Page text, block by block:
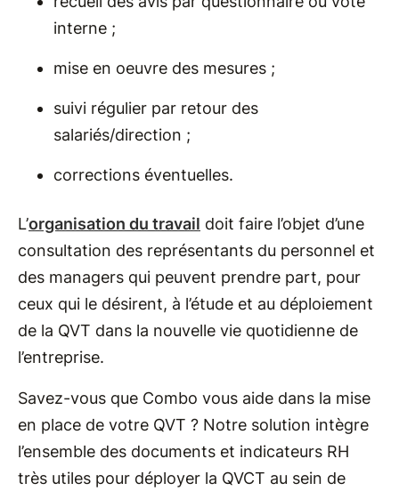
interne ;
mise en oeuvre des mesures ;
suivi régulier par retour des
salariés/direction ;
corrections éventuelles.
L’organisation du travail doit faire l’objet d’une
consultation des représentants du personnel et
des managers qui peuvent prendre part, pour
ceux qui le désirent, à l’étude et au déploiement
de la QVT dans la nouvelle vie quotidienne de
l’entreprise.
Savez-vous que Combo vous aide dans la mise
en place de votre QVT ? Notre solution intègre
l’ensemble des documents et indicateurs RH
très utiles pour déployer la QVCT au sein de